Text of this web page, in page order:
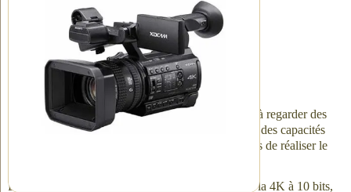
donne pas une image favorable. De plus, son
capteur est un capteur CMOS, et non un capteur
CCD. Pour un scanner flash comme nous
utilisons, nous nécessitons au moins un capteur
CCD, ou — mieux encore — un capteur 3-CCD,
J'ai continué mes recherches et je me suis retrouvé à regarder des
caméras coûtant entre 28 000 $ et 35 000 $ qui ont des capacités
4K intéressantes, mais elles ne me permettraient pas de réaliser le
En bref, bien que ces caméras coûteuses capturent la 4K à 10 bits,